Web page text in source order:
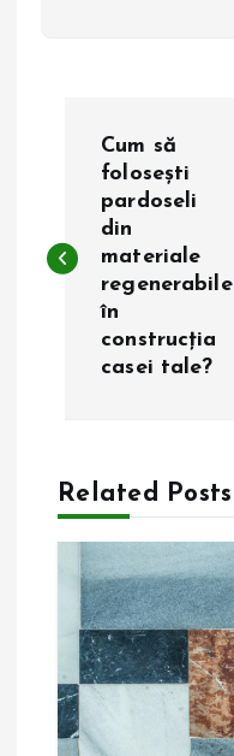
v
r
e
a
Cum să
folosești
pardoseli
din
materiale
regenerabile
în
construcția
casei tale?
Related Posts